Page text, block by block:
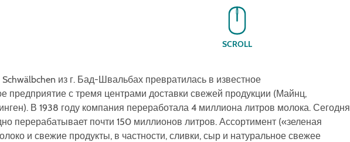
SCROLL
из г. Бад-Швальбах превратилась в известное
предприятие с тремя центрами доставки свежей продукции (Майнц,
В 1938 году компания переработала 4 миллиона литров молока. Сегодня
перерабатывает почти 150 миллионов литров. Ассортимент («зеленая
и свежие продукты, в частности, сливки, сыр и натуральное свежее